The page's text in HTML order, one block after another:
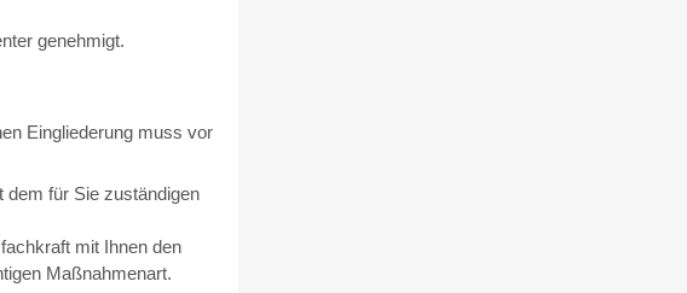
genehmigt.
Eingliederung muss vor
dem für Sie zuständigen
mit Ihnen den
Maßnahmenart.